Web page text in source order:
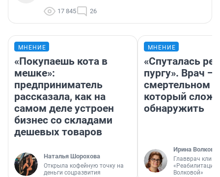
17 845 26
МНЕНИЕ
«Покупаешь кота в
мешке»:
предприниматель
рассказала, как на
самом деле устроен
бизнес со складами
дешевых товаров
Наталья Шорохова
Открыла кофейную точку на
деньги соцразвития
МНЕНИЕ
«Спуталась
пургу». Врач —
смертельном
который
обнаружить
Ирина Волкова
Главврач
«Реабилитация
Волковой»